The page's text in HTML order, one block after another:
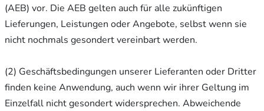
(AEB) vor. Die AEB gelten auch für alle zukünftigen
Lieferungen, Leistungen oder Angebote, selbst wenn sie
nicht nochmals gesondert vereinbart werden.
(2) Geschäftsbedingungen unserer Lieferanten oder Dritter
finden keine Anwendung, auch wenn wir ihrer Geltung im
Einzelfall nicht gesondert widersprechen. Abweichende